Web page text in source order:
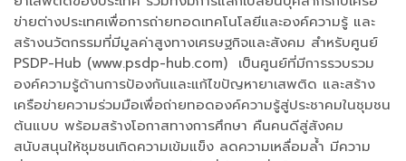
ข่ายต่างประเทศเพื่อการถ่ายทอดเทคโนโลยีและองค์ความรู้ และ
สร้างนวัตกรรมที่มีมูลค่าสูงทางเศรษฐกิจและสังคม สำหรับศูนย์
PSDP-Hub (www.psdp-hub.com) เป็นศูนย์ที่มีการรวบรวม
องค์ความรู้ด้านการป้องกันและแก้ไขปัญหายาเสพติด และสร้าง
เครือข่ายความร่วมมือเพื่อถ่ายทอดองค์ความรู้สู่ประชาคมในชุมชน
ต้นแบบ พร้อมสร้างโอกาสทางการศึกษา คืนคนดีสู่สังคม
สนับสนุนให้ชุมชนเกิดความเข้มแข็ง ลดความเหลื่อมล้ำ มีความ